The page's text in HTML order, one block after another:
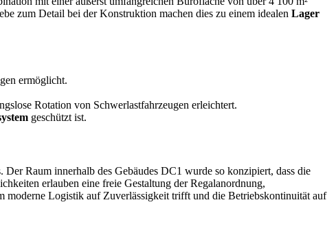
zum Detail bei der Konstruktion machen dies zu einem idealen Lager
ermöglicht.
Rotation von Schwerlastfahrzeugen erleichtert.
geschützt ist.
Raum innerhalb des Gebäudes DC1 wurde so konzipiert, dass die
erlauben eine freie Gestaltung der Regalanordnung,
moderne Logistik auf Zuverlässigkeit trifft und die Betriebskontinuität auf